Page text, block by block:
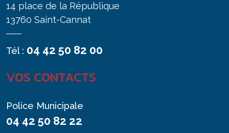
14 place de la République
13760 Saint-Cannat
Tél : 04 42 50 82 00
VOS CONTACTS
Police Municipale
04 42 50 82 22